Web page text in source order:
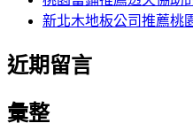
新北木地板公司推薦桃
近期留言
彙整